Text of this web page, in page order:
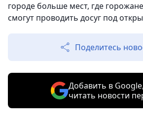
городе больше мест, где
смогут проводить досуг под
Поделитесь
Добавить в
читать новости